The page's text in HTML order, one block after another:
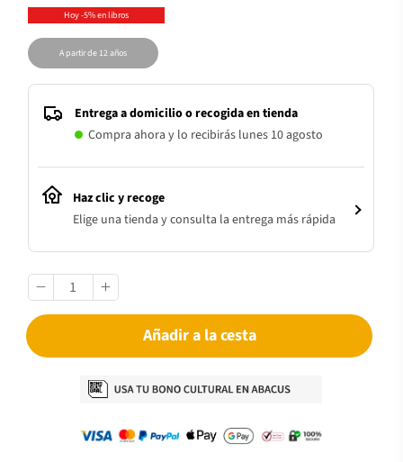
Hoy -5% en libros
A partir de 12 años
Entrega a domicilio o recogida en tienda
Compra ahora y lo recibirás lunes 10 agosto
Haz clic y recoge
Elige una tienda y consulta la entrega más rápida
Añadir a la cesta